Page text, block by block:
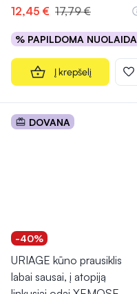
12,45 € 17,79 €
% PAPILDOMA NUOLAIDA
Į krepšelį
DOVANA
-40%
URIAGE kūno prausiklis
labai sausai, į atopiją